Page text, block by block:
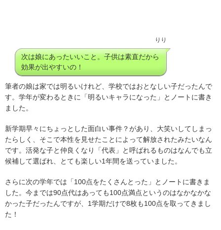
りり
次は娘にあったいいこと。子供は素直だから
効果が出やすいの！
筆者の娘は家では明るいけれど、学校ではおとなしい子だったんで
す。学年が変わるときに「明るいキャラになった」とノートに書き
ました。
新学期早々にちょっとした面白い事件？があり、大笑いしてしまっ
たらしく、そこで本性を見せたことによって解放されたみたいなん
です。活発な子と仲良くなり「代表」と呼ばれるものはなんでも立
候補して選ばれ、とても楽しい1年間を送っていました。
さらに次の学年では「100点をたくさんとった」とノートに書きま
した。今までは90点代はあっても100点満点というのはなかなかな
かった子だったんですが、1学期だけで8枚も100点を取ってきまし
た！